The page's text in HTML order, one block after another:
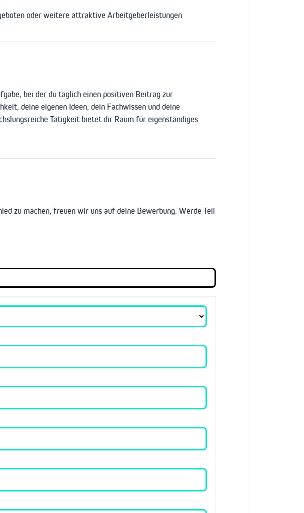
oder weitere attraktive Arbeitgeberleistungen
bei der du täglich einen positiven Beitrag zur
deine eigenen Ideen, dein Fachwissen und deine
Tätigkeit bietet dir Raum für eigenständiges
zu machen, freuen wir uns auf deine Bewerbung. Werde Teil